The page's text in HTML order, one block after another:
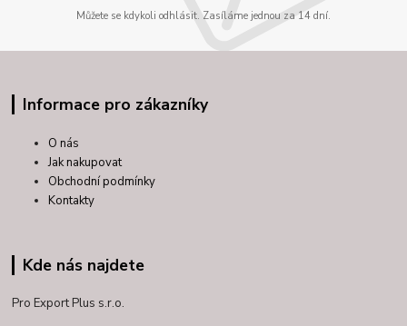
Můžete se kdykoli odhlásit. Zasíláme jednou za 14 dní.
Informace pro zákazníky
O nás
Jak nakupovat
Obchodní podmínky
Kontakty
Kde nás najdete
Pro Export Plus s.r.o.